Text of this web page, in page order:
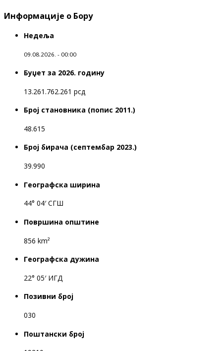
Информације о Бору
Недеља
09.08.2026. - 00:00
Буџет за 2026. годину
13.261.762.261 рсд
Број становника (попис 2011.)
48.615
Број бирача (септембар 2023.)
39.990
Географска ширина
44° 04′ СГШ
Површина општине
856 km²
Географска дужина
22° 05′ ИГД
Позивни број
030
Поштански број